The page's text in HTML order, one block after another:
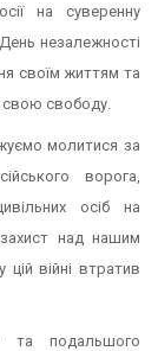
на суверенну
незалежності
своїм життям та
свою свободу.
молитися за
ворога,
осіб на
над нашим
війні втратив
та подальшого